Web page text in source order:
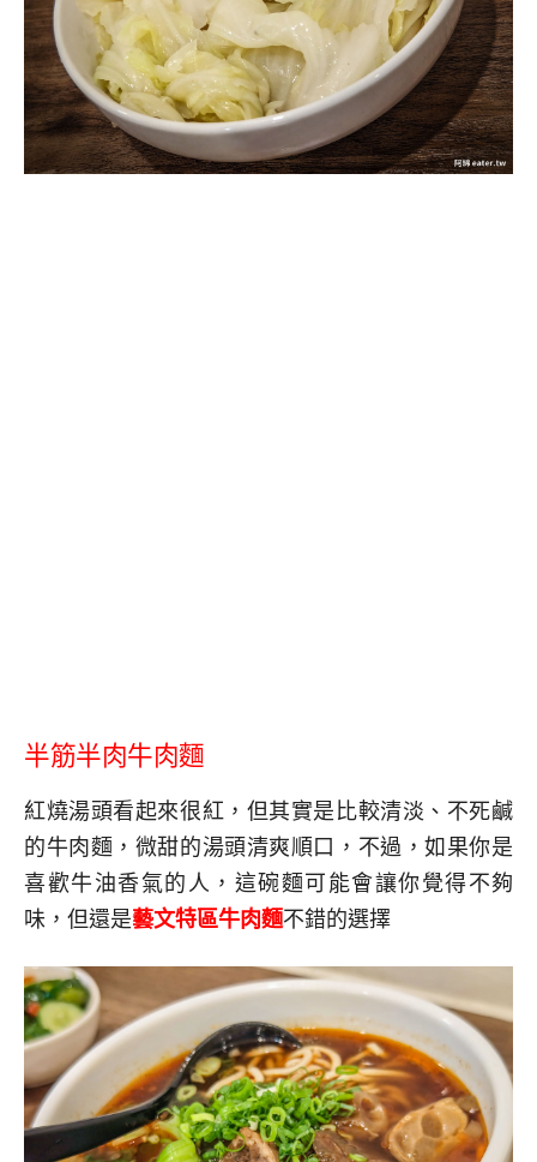
半筋半肉牛肉麵
紅燒湯頭看起來很紅，但其實是比較清淡、不死鹹
的牛肉麵，微甜的湯頭清爽順口，不過，如果你是
喜歡牛油香氣的人，這碗麵可能會讓你覺得不夠
味，但還是藝文特區牛肉麵不錯的選擇